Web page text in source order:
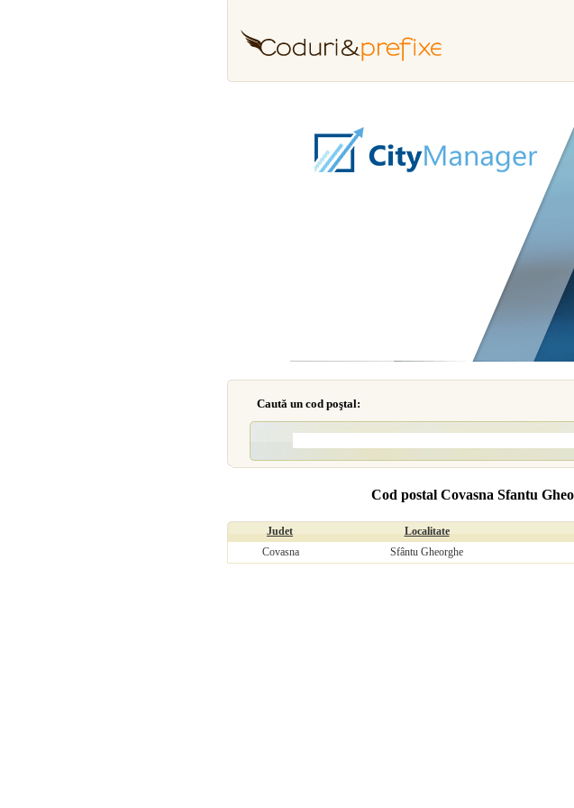
Caută un cod poştal:
Cod postal Covasna Sfantu
Judet Localitate
Covasna
Sfântu Gheorghe